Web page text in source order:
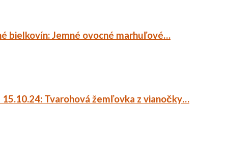
bielkovín: Jemné ovocné marhuľové…
15.10.24: Tvarohová žemľovka z vianočky…